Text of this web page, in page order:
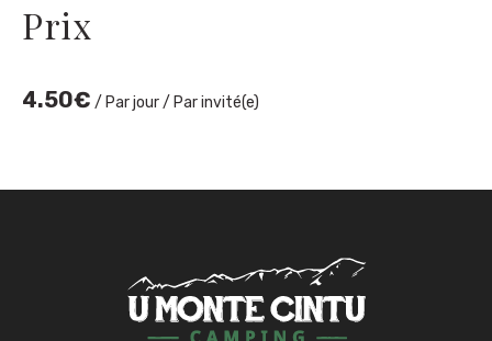
Prix
4.50€ / Par jour / Par invité(e)